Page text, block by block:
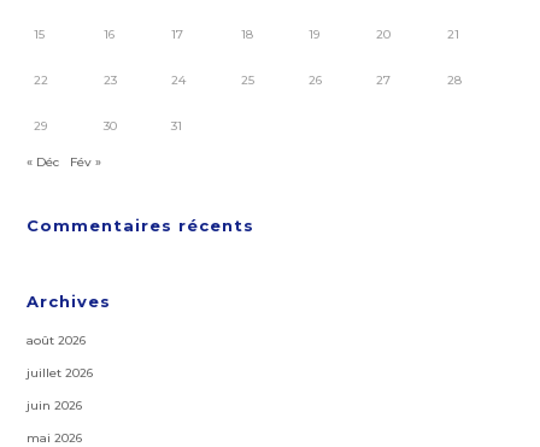
15 16 17 18 19 20 21
22 23 24 25 26 27 28
29 30 31
« Déc Fév »
Commentaires récents
Archives
août 2026
juillet 2026
juin 2026
mai 2026